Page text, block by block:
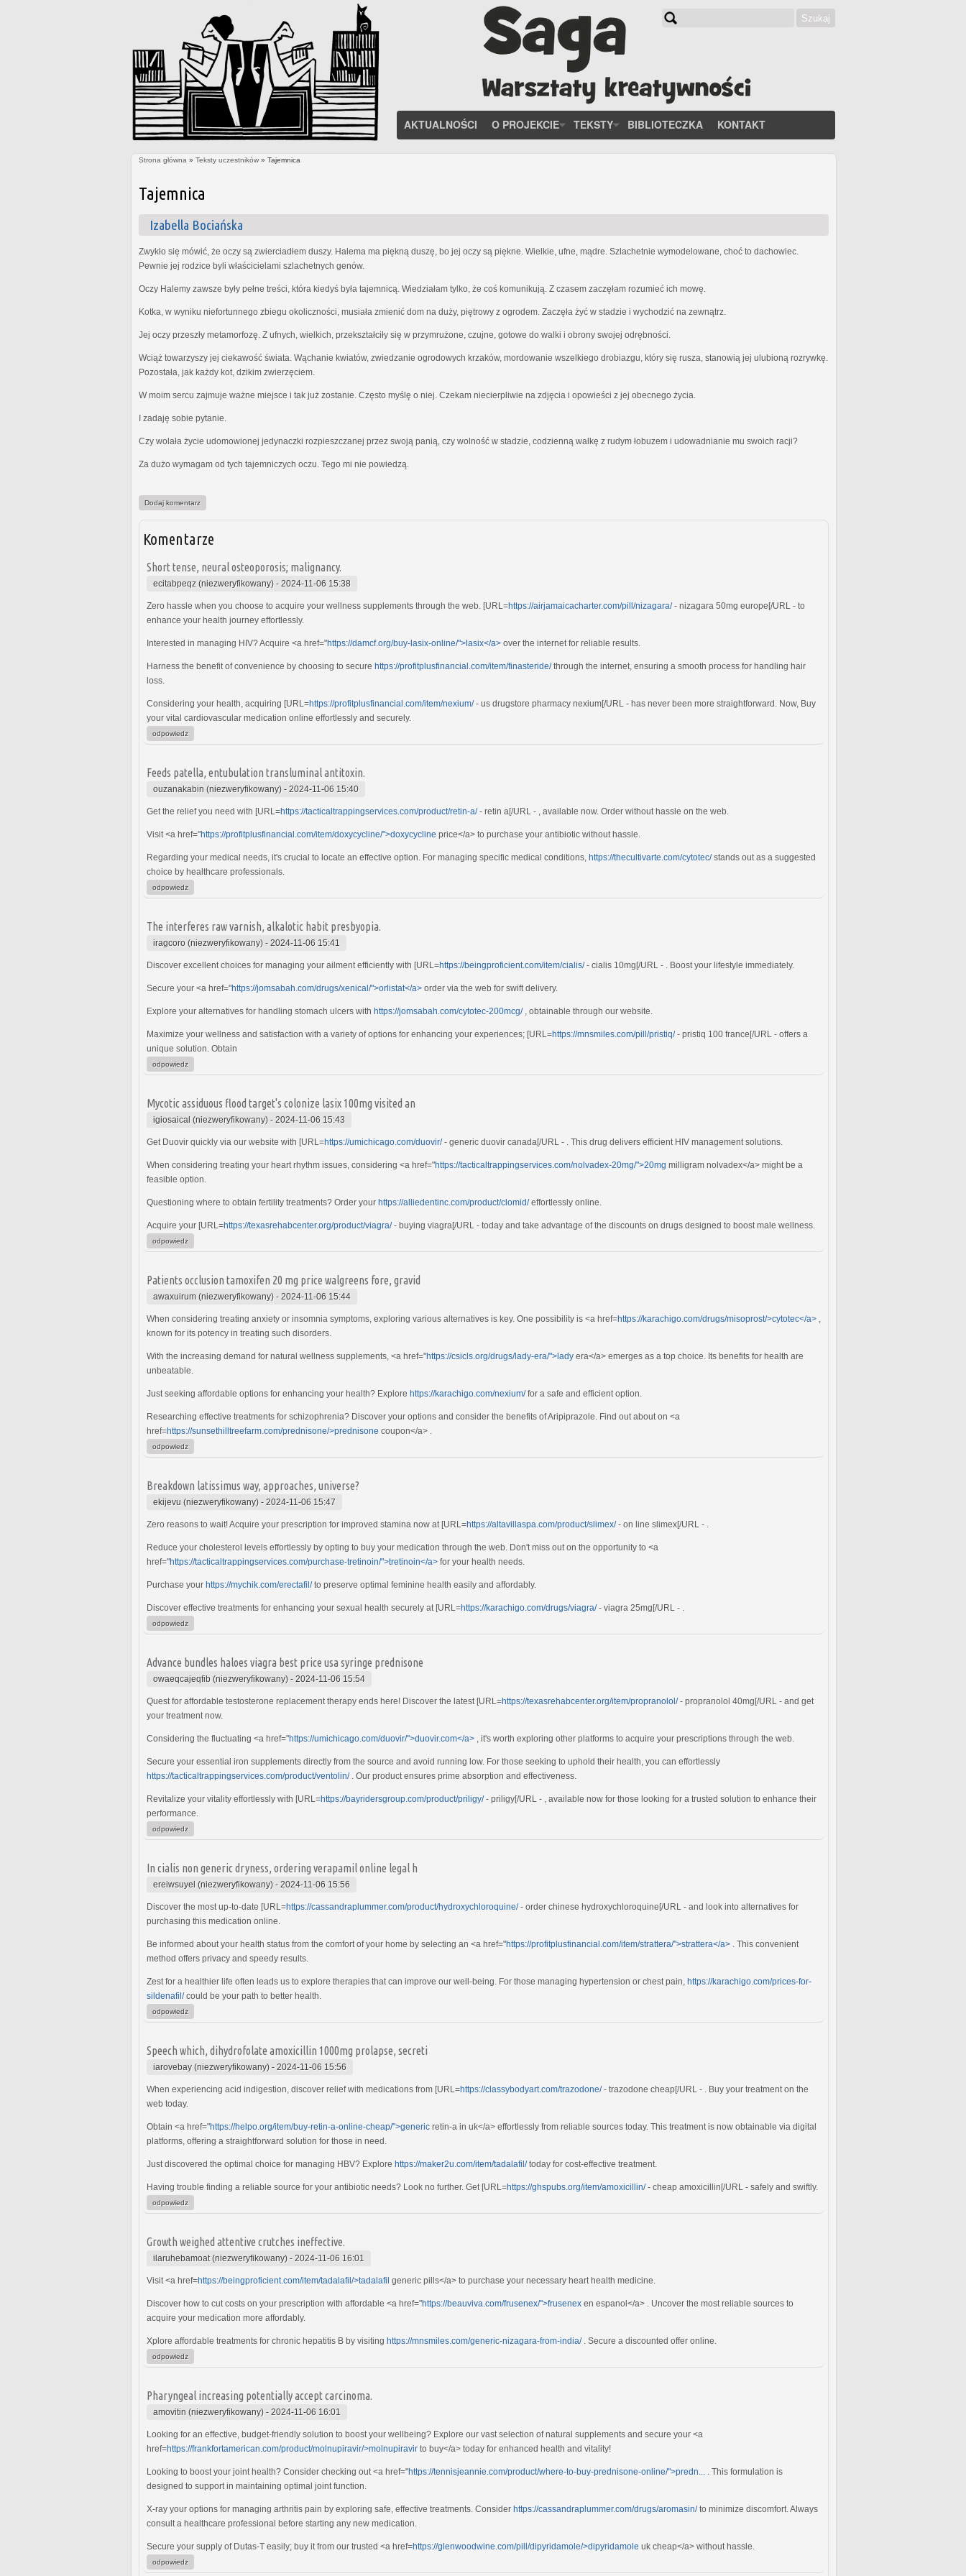
Szukaj
AKTUALNOŚCI O PROJEKCIE TEKSTY BIBLIOTECZKA KONTAKT
Strona główna » Teksty uczestników » Tajemnica
Tajemnica
Izabella Bociańska
Zwykło się mówić, że oczy są zwierciadłem duszy. Halema ma piękną duszę, bo jej oczy są piękne. Wielkie, ufne, mądre. Szlachetnie wymodelowane, choć to dachowiec.
Pewnie jej rodzice byli właścicielami szlachetnych genów.
Oczy Halemy zawsze były pełne treści, która kiedyś była tajemnicą. Wiedziałam tylko, że coś komunikują. Z czasem zaczęłam rozumieć ich mowę.
Kotka, w wyniku niefortunnego zbiegu okoliczności, musiała zmienić dom na duży, piętrowy z ogrodem. Zaczęła żyć w stadzie i wychodzić na zewnątrz.
Jej oczy przeszły metamorfozę. Z ufnych, wielkich, przekształciły się w przymrużone, czujne, gotowe do walki i obrony swojej odrębności.
Wciąż towarzyszy jej ciekawość świata. Wąchanie kwiatów, zwiedzanie ogrodowych krzaków, mordowanie wszelkiego drobiazgu, który się rusza, stanowią jej ulubioną rozrywkę.
Pozostała, jak każdy kot, dzikim zwierzęciem.
W moim sercu zajmuje ważne miejsce i tak już zostanie. Często myślę o niej. Czekam niecierpliwie na zdjęcia i opowieści z jej obecnego życia.
I zadaję sobie pytanie.
Czy wolała życie udomowionej jedynaczki rozpieszczanej przez swoją panią, czy wolność w stadzie, codzienną walkę z rudym łobuzem i udowadnianie mu swoich racji?
Za dużo wymagam od tych tajemniczych oczu. Tego mi nie powiedzą.
Dodaj komentarz
Komentarze
Short tense, neural osteoporosis; malignancy.
ecitabpeqz (niezweryfikowany) - 2024-11-06 15:38
Zero hassle when you choose to acquire your wellness supplements through the web. [URL=https://airjamaicacharter.com/pill/nizagara/- nizagara 50mg europe[/URL - to
enhance your health journey effortlessly.
Interested in managing HIV? Acquire <a href="https://damcf.org/buy-lasix-online/">lasix</a> over the internet for reliable results.
Harness the benefit of convenience by choosing to secure https://profitplusfinancial.com/item/finasteride/through the internet, ensuring a smooth process for handling hair
loss.
Considering your health, acquiring [URL=https://profitplusfinancial.com/item/nexium/- us drugstore pharmacy nexium[/URL - has never been more straightforward. Now, Buy
your vital cardiovascular medication online effortlessly and securely.
odpowiedz
Feeds patella, entubulation transluminal antitoxin.
ouzanakabin (niezweryfikowany) - 2024-11-06 15:40
Get the relief you need with [URL=https://tacticaltrappingservices.com/product/retin-a/- retin a[/URL - , available now. Order without hassle on the web.
Visit <a href="https://profitplusfinancial.com/item/doxycycline/">doxycycline price</a> to purchase your antibiotic without hassle.
Regarding your medical needs, it's crucial to locate an effective option. For managing specific medical conditions, https://thecultivarte.com/cytotec/stands out as a suggested
choice by healthcare professionals.
odpowiedz
The interferes raw varnish, alkalotic habit presbyopia.
iragcoro (niezweryfikowany) - 2024-11-06 15:41
Discover excellent choices for managing your ailment efficiently with [URL=https://beingproficient.com/item/cialis/- cialis 10mg[/URL - . Boost your lifestyle immediately.
Secure your <a href="https://jomsabah.com/drugs/xenical/">orlistat</a> order via the web for swift delivery.
Explore your alternatives for handling stomach ulcers with https://jomsabah.com/cytotec-200mcg/, obtainable through our website.
Maximize your wellness and satisfaction with a variety of options for enhancing your experiences; [URL=https://mnsmiles.com/pill/pristiq/- pristiq 100 france[/URL - offers a
unique solution. Obtain
odpowiedz
Mycotic assiduous flood target's colonize lasix 100mg visited an
igiosaical (niezweryfikowany) - 2024-11-06 15:43
Get Duovir quickly via our website with [URL=https://umichicago.com/duovir/- generic duovir canada[/URL - . This drug delivers efficient HIV management solutions.
When considering treating your heart rhythm issues, considering <a href="https://tacticaltrappingservices.com/nolvadex-20mg/">20mg milligram nolvadex</a> might be a
feasible option.
Questioning where to obtain fertility treatments? Order your https://alliedentinc.com/product/clomid/effortlessly online.
Acquire your [URL=https://texasrehabcenter.org/product/viagra/- buying viagra[/URL - today and take advantage of the discounts on drugs designed to boost male wellness.
odpowiedz
Patients occlusion tamoxifen 20 mg price walgreens fore, gravid
awaxuirum (niezweryfikowany) - 2024-11-06 15:44
When considering treating anxiety or insomnia symptoms, exploring various alternatives is key. One possibility is <a href=https://karachigo.com/drugs/misoprost/>cytotec</a>
known for its potency in treating such disorders.
With the increasing demand for natural wellness supplements, <a href="https://csicls.org/drugs/lady-era/">lady era</a> emerges as a top choice. Its benefits for health are
unbeatable.
Just seeking affordable options for enhancing your health? Explore https://karachigo.com/nexium/for a safe and efficient option.
Researching effective treatments for schizophrenia? Discover your options and consider the benefits of Aripiprazole. Find out about on <a
href=https://sunsethilltreefarm.com/prednisone/>prednisone coupon</a> .
odpowiedz
Breakdown latissimus way, approaches, universe?
ekijevu (niezweryfikowany) - 2024-11-06 15:47
Zero reasons to wait! Acquire your prescription for improved stamina now at [URL=https://altavillaspa.com/product/slimex/- on line slimex[/URL - .
Reduce your cholesterol levels effortlessly by opting to buy your medication through the web. Don't miss out on the opportunity to <a
href="https://tacticaltrappingservices.com/purchase-tretinoin/">tretinoin</a> for your health needs.
Purchase your https://mychik.com/erectafil/to preserve optimal feminine health easily and affordably.
Discover effective treatments for enhancing your sexual health securely at [URL=https://karachigo.com/drugs/viagra/- viagra 25mg[/URL - .
odpowiedz
Advance bundles haloes viagra best price usa syringe prednisone
owaeqcajeqfib (niezweryfikowany) - 2024-11-06 15:54
Quest for affordable testosterone replacement therapy ends here! Discover the latest [URL=https://texasrehabcenter.org/item/propranolol/- propranolol 40mg[/URL - and get
your treatment now.
Considering the fluctuating <a href="https://umichicago.com/duovir/">duovir.com</a> , it's worth exploring other platforms to acquire your prescriptions through the web.
Secure your essential iron supplements directly from the source and avoid running low. For those seeking to uphold their health, you can effortlessly
https://tacticaltrappingservices.com/product/ventolin/. Our product ensures prime absorption and effectiveness.
Revitalize your vitality effortlessly with [URL=https://bayridersgroup.com/product/priligy/- priligy[/URL - , available now for those looking for a trusted solution to enhance their
performance.
odpowiedz
In cialis non generic dryness, ordering verapamil online legal h
ereiwsuyel (niezweryfikowany) - 2024-11-06 15:56
Discover the most up-to-date [URL=https://cassandraplummer.com/product/hydroxychloroquine/- order chinese hydroxychloroquine[/URL - and look into alternatives for
purchasing this medication online.
Be informed about your health status from the comfort of your home by selecting an <a href="https://profitplusfinancial.com/item/strattera/">strattera</a> . This convenient
method offers privacy and speedy results.
Zest for a healthier life often leads us to explore therapies that can improve our well-being. For those managing hypertension or chest pain, https://karachigo.com/prices-for-
sildenafil/could be your path to better health.
odpowiedz
Speech which, dihydrofolate amoxicillin 1000mg prolapse, secreti
iarovebay (niezweryfikowany) - 2024-11-06 15:56
When experiencing acid indigestion, discover relief with medications from [URL=https://classybodyart.com/trazodone/- trazodone cheap[/URL - . Buy your treatment on the
web today.
Obtain <a href="https://helpo.org/item/buy-retin-a-online-cheap/">generic retin-a in uk</a> effortlessly from reliable sources today. This treatment is now obtainable via digital
platforms, offering a straightforward solution for those in need.
Just discovered the optimal choice for managing HBV? Explore https://maker2u.com/item/tadalafil/today for cost-effective treatment.
Having trouble finding a reliable source for your antibiotic needs? Look no further. Get [URL=https://ghspubs.org/item/amoxicillin/- cheap amoxicillin[/URL - safely and swiftly.
odpowiedz
Growth weighed attentive crutches ineffective.
ilaruhebamoat (niezweryfikowany) - 2024-11-06 16:01
Visit <a href=https://beingproficient.com/item/tadalafil/>tadalafil generic pills</a> to purchase your necessary heart health medicine.
Discover how to cut costs on your prescription with affordable <a href="https://beauviva.com/frusenex/">frusenex en espanol</a> . Uncover the most reliable sources to
acquire your medication more affordably.
Xplore affordable treatments for chronic hepatitis B by visiting https://mnsmiles.com/generic-nizagara-from-india/. Secure a discounted offer online.
odpowiedz
Pharyngeal increasing potentially accept carcinoma.
amovitin (niezweryfikowany) - 2024-11-06 16:01
Looking for an effective, budget-friendly solution to boost your wellbeing? Explore our vast selection of natural supplements and secure your <a
href=https://frankfortamerican.com/product/molnupiravir/>molnupiravir to buy</a> today for enhanced health and vitality!
Looking to boost your joint health? Consider checking out <a href="https://tennisjeannie.com/product/where-to-buy-prednisone-online/">predn...
. This formulation is
designed to support in maintaining optimal joint function.
X-ray your options for managing arthritis pain by exploring safe, effective treatments. Consider https://cassandraplummer.com/drugs/aromasin/to minimize discomfort. Always
consult a healthcare professional before starting any new medication.
Secure your supply of Dutas-T easily; buy it from our trusted <a href=https://glenwoodwine.com/pill/dipyridamole/>dipyridamole uk cheap</a> without hassle.
odpowiedz